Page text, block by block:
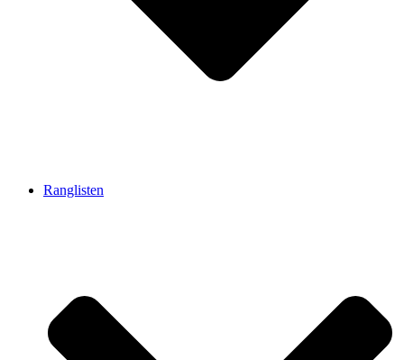
Ranglisten